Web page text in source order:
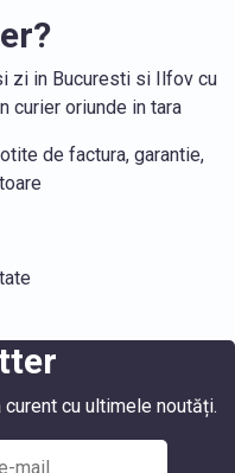
zi in Bucuresti si Ilfov cu
curier oriunde in tara
de factura, garantie,
cu ultimele noutăți.